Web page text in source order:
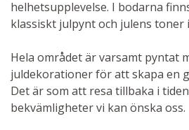
helhetsupplevelse. I bodarna
klassiskt julpynt och julens toner
Hela området är varsamt pyntat
juldekorationer för att skapa en
Det är som att resa tillbaka i
bekvämligheter vi kan önska oss.